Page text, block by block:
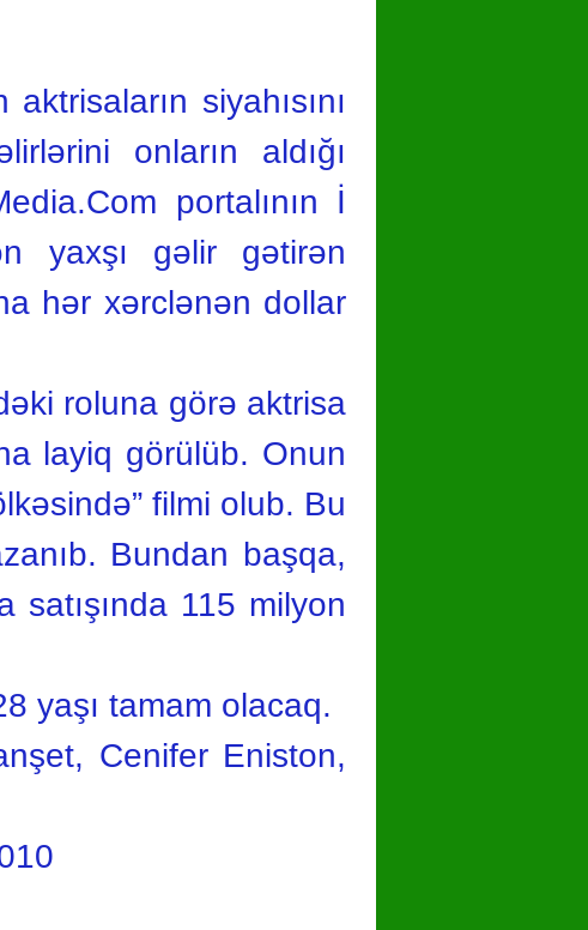
siyahısını
onların aldığı
portalının İ
yaxşı gəlir gətirən
hər xərclənən dollar
roluna görə aktrisa
layiq görülüb. Onun
filmi olub. Bu
Bundan başqa,
satışında 115 milyon
yaşı tamam olacaq.
Cenifer Eniston,